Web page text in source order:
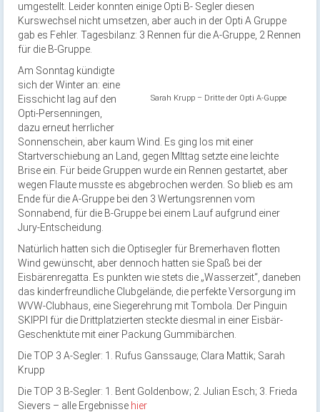
umgestellt. Leider konnten einige Opti B- Segler diesen
Kurswechsel nicht umsetzen, aber auch in der Opti A Gruppe
gab es Fehler. Tagesbilanz: 3 Rennen für die A-Gruppe, 2 Rennen
für die B-Gruppe.
Sarah Krupp – Dritte der Opti A-Guppe
Am Sonntag kündigte
sich der Winter an: eine
Eisschicht lag auf den
Opti-Persenningen,
dazu erneut herrlicher
Sonnenschein, aber kaum Wind. Es ging los mit einer
Startverschiebung an Land, gegen MIttag setzte eine leichte
Brise ein. Für beide Gruppen wurde ein Rennen gestartet, aber
wegen Flaute musste es abgebrochen werden. So blieb es am
Ende für die A-Gruppe bei den 3 Wertungsrennen vom
Sonnabend, für die B-Gruppe bei einem Lauf aufgrund einer
Jury-Entscheidung.
Natürlich hatten sich die Optisegler für Bremerhaven flotten
Wind gewünscht, aber dennoch hatten sie Spaß bei der
Eisbärenregatta. Es punkten wie stets die „Wasserzeit“, daneben
das kinderfreundliche Clubgelände, die perfekte Versorgung im
WVW-Clubhaus, eine Siegerehrung mit Tombola. Der Pinguin
SKIPPI für die Drittplatzierten steckte diesmal in einer Eisbär-
Geschenktüte mit einer Packung Gummibärchen.
Die TOP 3 A-Segler: 1. Rufus Ganssauge; Clara Mattik; Sarah
Krupp
Die TOP 3 B-Segler: 1. Bent Goldenbow; 2. Julian Esch; 3. Frieda
Sievers – alle Ergebnisse hier